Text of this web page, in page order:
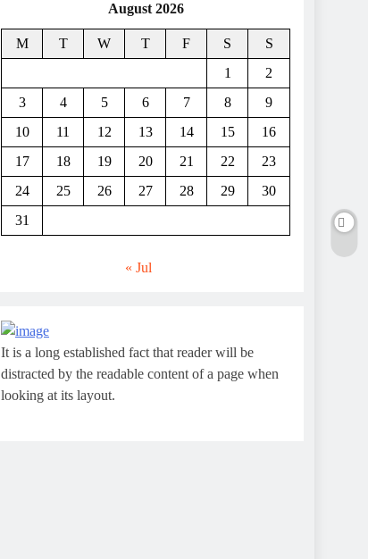
August 2026
M T W T F S
S
1
2
3
4 5 6 7 8
9
10
11 12 13 14 15
16
17
18 19 20 21 22
23
24
25 26 27 28 29
30
31
« Jul
It is a long established fact that reader will be
distracted by the readable content of a page when
looking at its layout.